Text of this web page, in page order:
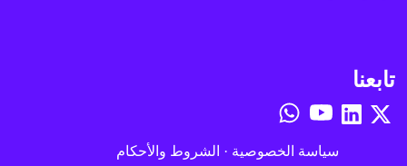
تابعنا
سياسة الخصوصية · الشروط والأحكام